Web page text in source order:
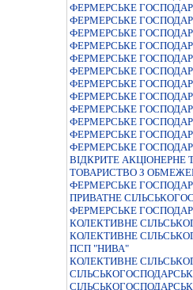
ФЕРМЕРСЬКЕ
ФЕРМЕРСЬКЕ
ФЕРМЕРСЬКЕ
ФЕРМЕРСЬКЕ
ФЕРМЕРСЬКЕ
ФЕРМЕРСЬКЕ
ФЕРМЕРСЬКЕ
ФЕРМЕРСЬКЕ
ФЕРМЕРСЬКЕ
ФЕРМЕРСЬКЕ
ФЕРМЕРСЬКЕ
ФЕРМЕРСЬКЕ
ВIДКРИТЕ АКЦIОНЕРНЕ
ТОВАРИСТВО З
ФЕРМЕРСЬКЕ
ПРИВАТНЕ
ФЕРМЕРСЬКЕ
КОЛЕКТИВНЕ
КОЛЕКТИВНЕ
ПСП "НИВА"
КОЛЕКТИВНЕ